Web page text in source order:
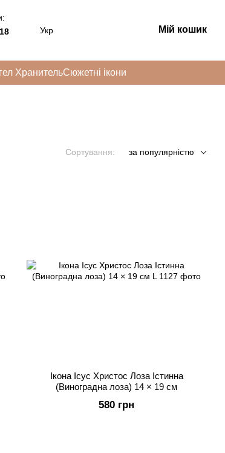
Укр Мій кошик
ХранительСюжетні ікони
Сортування: за популярністю
Ікона Ісус Христос Лоза Істинна
(Виноградна лоза) 14 × 19 см
580 грн